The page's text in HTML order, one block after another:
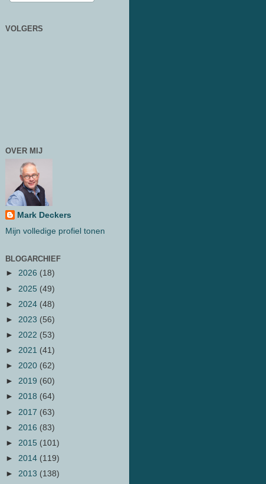
VOLGERS
OVER MIJ
Mark Deckers
Mijn volledige profiel tonen
BLOGARCHIEF
► 2026 (18)
► 2025 (49)
► 2024 (48)
► 2023 (56)
► 2022 (53)
► 2021 (41)
► 2020 (62)
► 2019 (60)
► 2018 (64)
► 2017 (63)
► 2016 (83)
► 2015 (101)
► 2014 (119)
► 2013 (138)